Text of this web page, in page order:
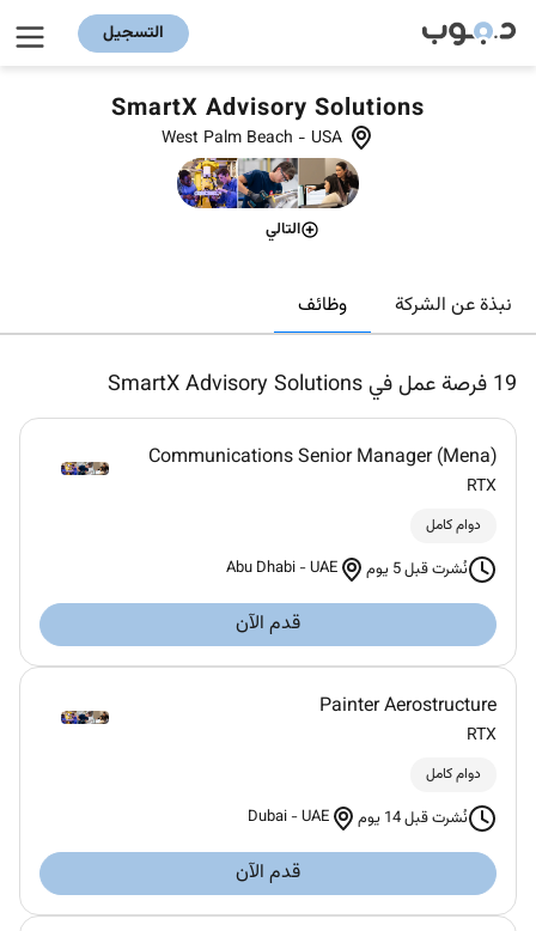
التسجيل
SmartX Advisory Solutions
West Palm Beach - USA
التالي
نبذة عن الشركة وظائف
19 فرصة عمل في SmartX Advisory Solutions
Communications Senior Manager (Mena)
RTX
دوام كامل
نُشرت قبل 5 يوم Abu Dhabi -UAE
قدم الآن
Painter Aerostructure
RTX
دوام كامل
نُشرت قبل 14 يوم Dubai -UAE
قدم الآن